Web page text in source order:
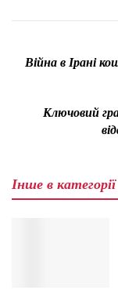
Війна в Ірані
Ключовий
Інше в категорії